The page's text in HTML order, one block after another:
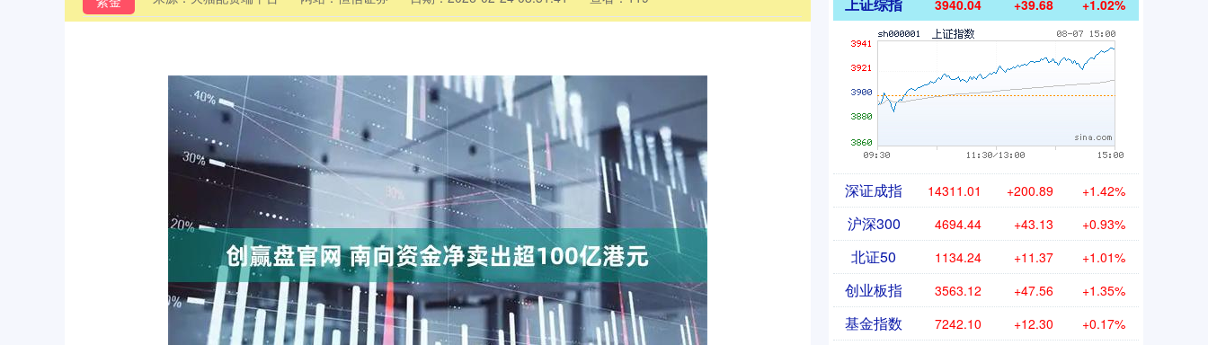
3940.04 +39.68 +1.02%
深证成指 14311.01 +200.89 +1.42%
沪深300 4694.44 +43.13 +0.93%
北证50 1134.24 +11.37 +1.01%
创业板指 3563.12 +47.56 +1.35%
基金指数 7242.10 +12.30 +0.17%